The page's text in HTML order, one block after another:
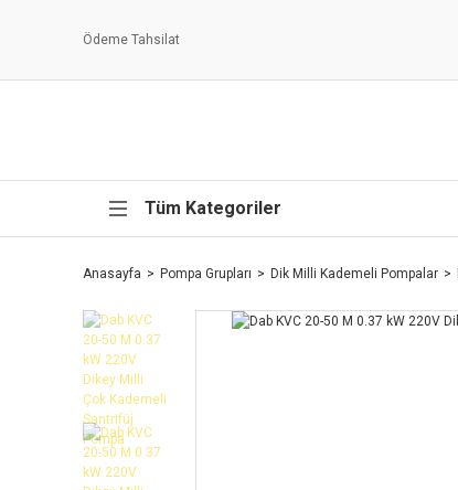
Ödeme Tahsilat
Tüm Kategoriler
Anasayfa Pompa Grupları Dik Milli Kademeli Pompalar